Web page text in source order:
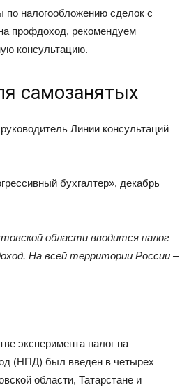
по налогообложению сделок с
профдоход, рекомендуем
консультацию.
самозанятых
Линии консультаций
бухгалтер», декабрь
области вводится налог
На всей территории России –
эксперимента налог на
(НПД) был введен в четырех
области, Татарстане и